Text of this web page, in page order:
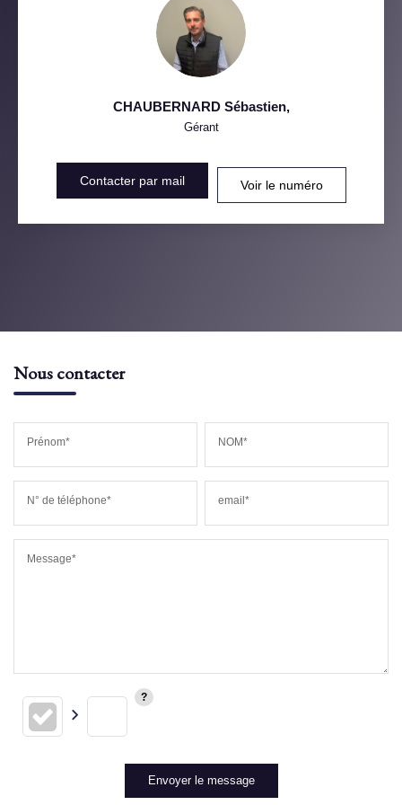
CHAUBERNARD Sébastien,
Gérant
Contacter par mail Voir le numéro
Nous contacter
Prénom* NOM*
N° de téléphone* email*
Message*
Envoyer le message